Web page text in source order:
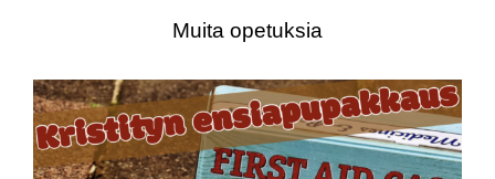
Muita opetuksia